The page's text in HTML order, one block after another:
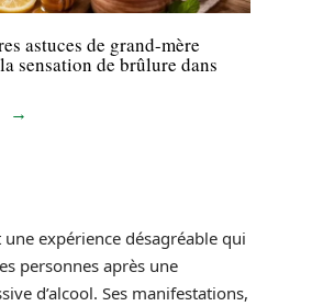
astuces de grand-mère
sensation de brûlure dans
expérience désagréable qui
personnes après une
d’alcool. Ses manifestations,